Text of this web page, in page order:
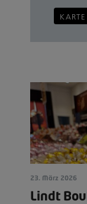
23. März 2026
Lindt